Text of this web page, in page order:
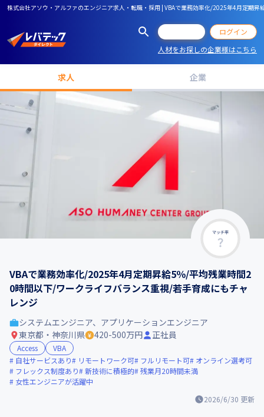
株式会社アソウ・アルファのエンジニア求人・転職・採用 | VBAで業務効率化/2025年4月定期
ログイン
人材をお探しの企業様はこちら
求人 企業
マッチ率
VBAで業務効率化/2025年4月定期昇給5％/平均残業時間2
0時間以下/ワークライフバランス重視/若手育成にもチャ
レンジ
2026/6/30 更新
システムエンジニア、アプリケーションエンジニア
東京都・神奈川県
420-500万円 正社員
Access
VBA
自社サービスあり
リモートワーク可 フルリモート可
オンライン選考可
フレックス制度あり
新技術に積極的 残業月20時間未満
女性エンジニアが活躍中